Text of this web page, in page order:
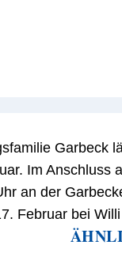
Garbeck
Im Anschluss
an der
Februar bei